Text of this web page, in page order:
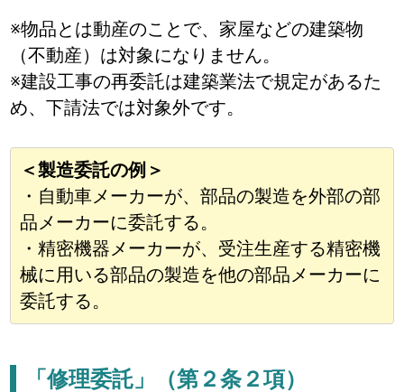
※物品とは動産のことで、家屋などの建築物
（不動産）は対象になりません。
※建設工事の再委託は建築業法で規定があるた
め、下請法では対象外です。
＜製造委託の例＞
・自動車メーカーが、部品の製造を外部の部
品メーカーに委託する。
・精密機器メーカーが、受注生産する精密機
械に用いる部品の製造を他の部品メーカーに
委託する。
「修理委託」（第２条２項）